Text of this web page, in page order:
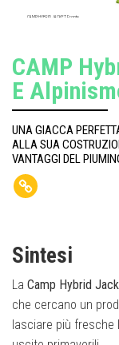
CAMP HYBRID JACKET Fronte
CAMP
E
UNA GIACCA
ALLA SUA
VANTAGGI DEL
Sintesi
La Camp Hybrid
che cercano un
lasciare più fresche